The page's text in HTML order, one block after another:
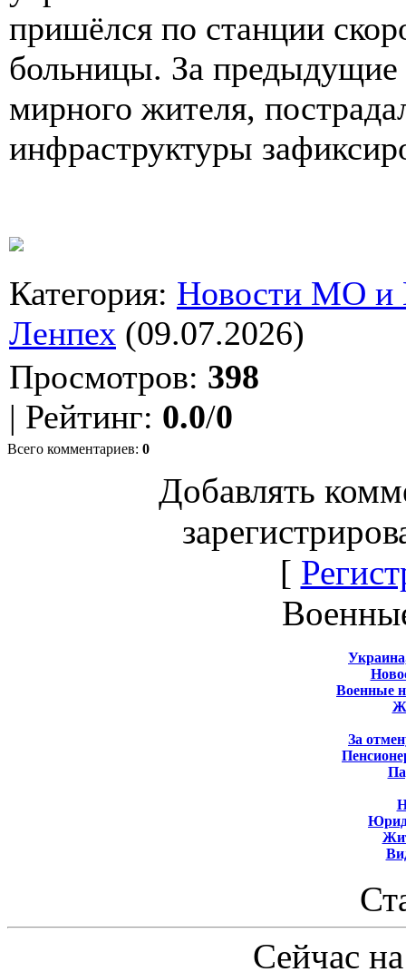
пришёлся по станции
больницы. За
мирного жителя,
инфраструктуры
Категория: Новости МО
Ленпех (09.07.2026)
Просмотров: 398
| Рейтинг: 0.0/0
Всего комментариев: 0
Добавлять
[
Военные
За
Сейчас